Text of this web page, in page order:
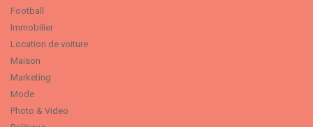
Football
Immobilier
Location de voiture
Maison
Marketing
Mode
Photo & Video